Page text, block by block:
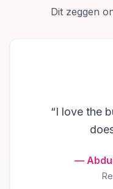
Dit zeggen
“I love the
—